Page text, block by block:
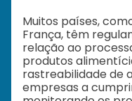
Muitos países,
França, têm
relação ao
produtos
rastreabilidade de
empresas a